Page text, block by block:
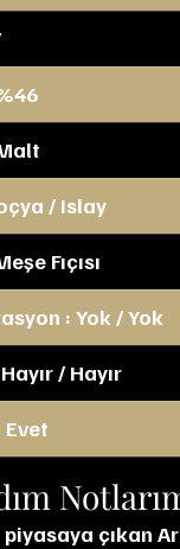
/ Islay
Fıçısı
: Yok / Yok
/ Hayır
piyasaya çıkan